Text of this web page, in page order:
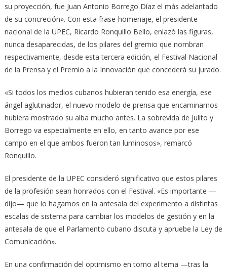
su proyección, fue Juan Antonio Borrego Díaz el más adelantado
de su concreción». Con esta frase-homenaje, el presidente
nacional de la UPEC, Ricardo Ronquillo Bello, enlazó las figuras,
nunca desaparecidas, de los pilares del gremio que nombran
respectivamente, desde esta tercera edición, el Festival Nacional
de la Prensa y el Premio a la Innovación que concederá su jurado.
«Si todos los medios cubanos hubieran tenido esa energía, ese
ángel aglutinador, el nuevo modelo de prensa que encaminamos
hubiera mostrado su alba mucho antes. La sobrevida de Julito y
Borrego va especialmente en ello, en tanto avance por ese
campo en el que ambos fueron tan luminosos», remarcó
Ronquillo.
El presidente de la UPEC consideró significativo que estos pilares
de la profesión sean honrados con el Festival. «Es importante —
dijo— que lo hagamos en la antesala del experimento a distintas
escalas de sistema para cambiar los modelos de gestión y en la
antesala de que el Parlamento cubano discuta y apruebe la Ley de
Comunicación».
En una confirmación del optimismo en torno al tema —tras la